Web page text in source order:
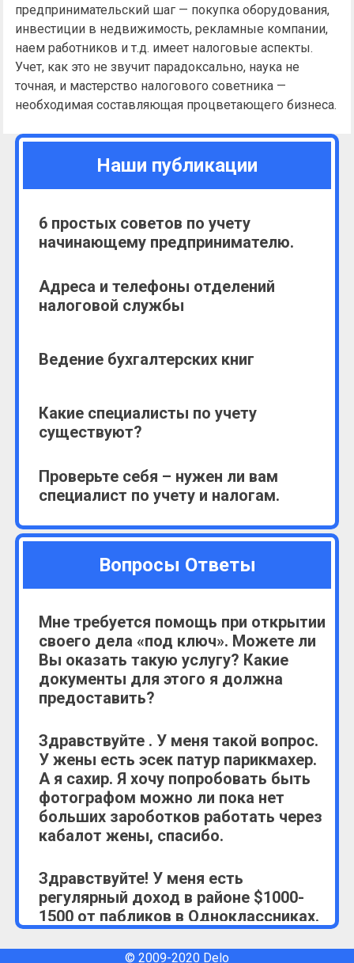
предпринимательский шаг — покупка оборудования,
инвестиции в недвижимость, рекламные компании,
наем работников и т.д. имеет налоговые аспекты.
Учет, как это не звучит парадоксально, наука не
точная, и мастерство налогового советника —
необходимая составляющая процветающего бизнеса.
Наши публикации
6 простых советов по учету
начинающему предпринимателю.
Адреса и телефоны отделений
налоговой службы
Ведение бухгалтерских книг
Какие специалисты по учету
существуют?
Проверьте себя – нужен ли вам
специалист по учету и налогам.
Кабалот (קבלות)- квитанции.
Вопросы Ответы
Мне требуется помощь при открытии
своего дела «под ключ». Можете ли
Вы оказать такую услугу? Какие
документы для этого я должна
предоставить?
Здравствуйте . У меня такой вопрос.
У жены есть эсек патур парикмахер.
А я сахир. Я хочу попробовать быть
фотографом можно ли пока нет
больших зароботков работать через
кабалот жены, спасибо.
Здравствуйте! У меня есть
регулярный доход в районе $1000-
1500 от пабликов в Одноклассниках.
Весь доход начисляется мне в
рублях, а я его перевожу в доллары
© 2009-2020 Delo